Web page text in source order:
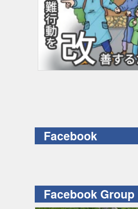
Facebook
Facebook Group